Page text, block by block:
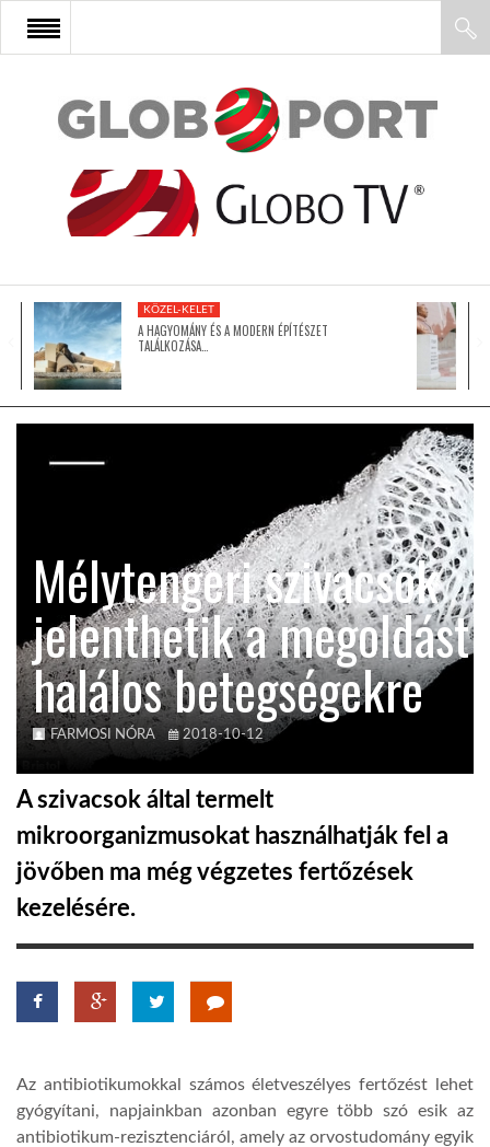
FŐOLDAL
AFRIKA
ÁZSIA
LATIN-AMERIKA
AUSZTRÁLIA
A VILÁG ITTHON
MÉDIA
TROPICALMAGAZIN
KÖZEL-KELET
A HAGYOMÁNY ÉS A MODERN ÉPÍTÉSZET
TALÁLKOZÁSA…
Mélytengeri szivacsok
jelenthetik a megoldást
halálos betegségekre
FARMOSI NÓRA 2018-10-12
A szivacsok által termelt
mikroorganizmusokat használhatják fel a
jövőben ma még végzetes fertőzések
kezelésére.
Az antibiotikumokkal számos életveszélyes fertőzést lehet
gyógyítani, napjainkban azonban egyre több szó esik az
antibiotikum-rezisztenciáról, amely az orvostudomány egyik